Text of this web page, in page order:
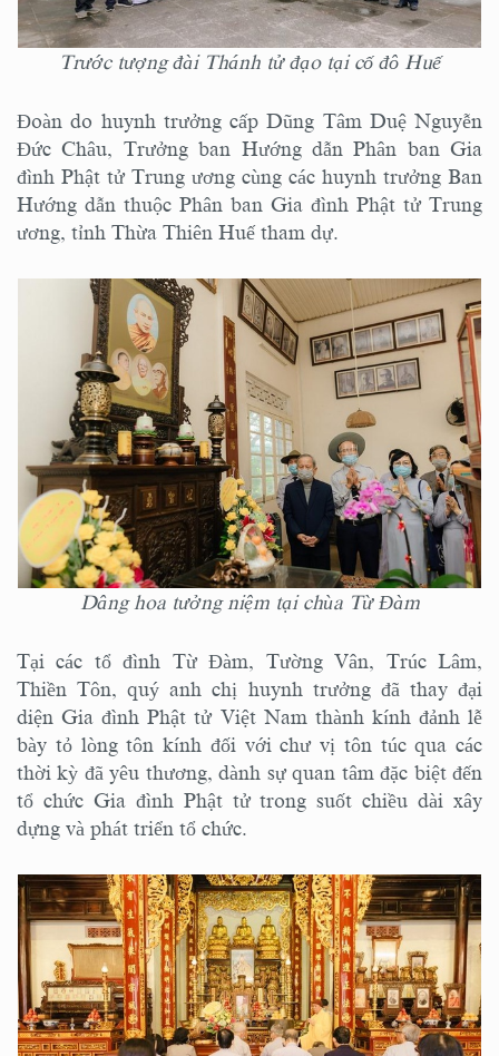
Trước tượng đài Thánh tử đạo tại cố đô Huế
Đoàn do huynh trưởng cấp Dũng Tâm Duệ Nguyễn
Đức Châu, Trưởng ban Hướng dẫn Phân ban Gia
đình Phật tử Trung ương cùng các huynh trưởng Ban
Hướng dẫn thuộc Phân ban Gia đình Phật tử Trung
ương, tỉnh Thừa Thiên Huế tham dự.
Dâng hoa tưởng niệm tại chùa Từ Đàm
Tại các tổ đình Từ Đàm, Tường Vân, Trúc Lâm,
Thiền Tôn, quý anh chị huynh trưởng đã thay đại
diện Gia đình Phật tử Việt Nam thành kính đảnh lễ
bày tỏ lòng tôn kính đối với chư vị tôn túc qua các
thời kỳ đã yêu thương, dành sự quan tâm đặc biệt đến
tổ chức Gia đình Phật tử trong suốt chiều dài xây
dựng và phát triển tổ chức.